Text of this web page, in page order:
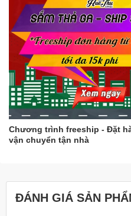
Chương trình freeship - Đặt
vận chuyển tận nhà
ĐÁNH GIÁ SẢN